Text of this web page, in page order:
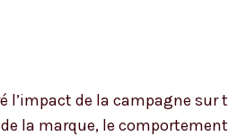
l’impact de la campagne
la marque, le